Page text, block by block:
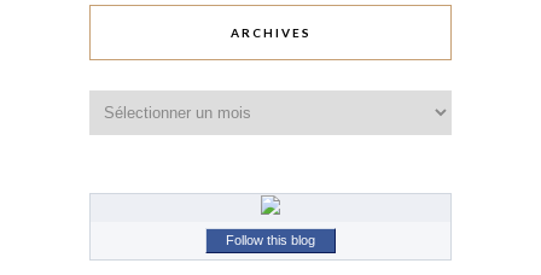
ARCHIVES
Follow this blog